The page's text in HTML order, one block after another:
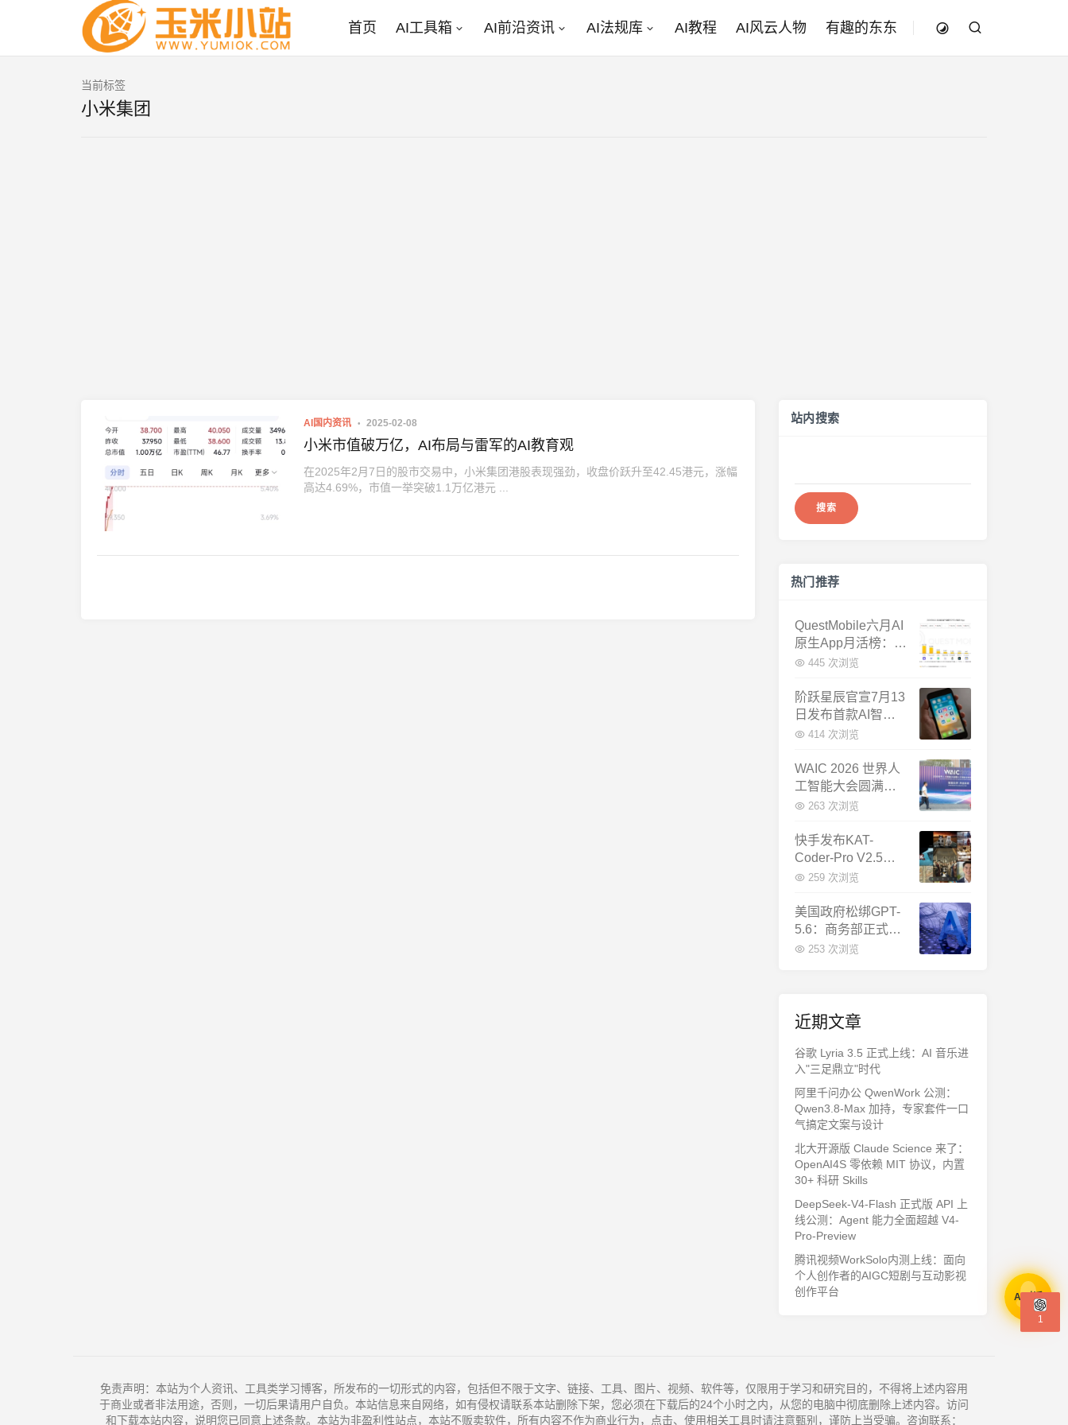
首页 AI工具箱 AI前沿资讯 AI法规库 AI教程 AI风云人物 有趣的东东
当前标签
小米集团
AI国内资讯 2025-02-08
小米市值破万亿，AI布局与雷军的AI教育观
在2025年2月7日的股市交易中，小米集团港股表现强劲，收盘价跃升至42.45港元，涨幅
高达4.69%，市值一举突破1.1万亿港元 ...
站内搜索
热门推荐
QuestMobile六月AI
原生App月活榜：豆
包3.8亿断层第一，
倍
445 次浏览
阶跃星辰官宣7月13
日发布首款AI智能
体终端：大模型公
414 次浏览
WAIC 2026 世界人
工智能大会圆满闭
幕：多项重磅成果
球AI合作新中心
263 次浏览
快手发布KAT-
Coder-Pro V2.5：
首个能端到端跑通
编程模型
259 次浏览
美国政府松绑GPT-
5.6：商务部正式放
行，OpenAI本周全
253 次浏览
近期文章
谷歌 Lyria 3.5 正式上线：AI 音乐进
入"三足鼎立"时代
阿里千问办公 QwenWork 公测：
Qwen3.8-Max 加持，专家套件一口
气搞定文案与设计
北大开源版 Claude Science 来了：
OpenAI4S 零依赖 MIT 协议，内置
30+ 科研 Skills
DeepSeek-V4-Flash 正式版 API 上
线公测：Agent 能力全面超越 V4-
Pro-Preview
腾讯视频WorkSolo内测上线：面向
个人创作者的AIGC短剧与互动影视
创作平台
免责声明：本站为个人资讯、工具类学习博客，所发布的一切形式的内容，包括但不限于文字、链接、工具、图片、视频、软件等，仅限用于学习和研究目的，不得将上述内容用
于商业或者非法用途，否则，一切后果请用户自负。本站信息来自网络，如有侵权请联系本站删除下架，您必须在下载后的24个小时之内，从您的电脑中彻底删除上述内容。访问
和下载本站内容，说明您已同意上述条款。本站为非盈利性站点，本站不贩卖软件，所有内容不作为商业行为，点击、使用相关工具时请注意甄别，谨防上当受骗。咨询联系：
1
AI对话